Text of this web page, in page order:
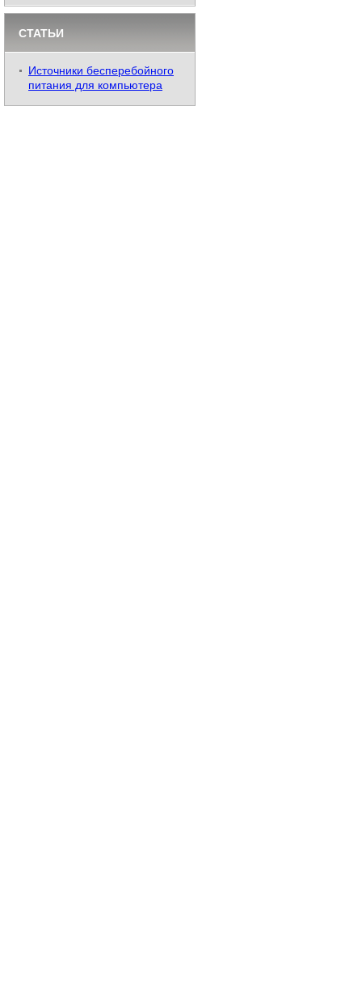
СТАТЬИ
Источники бесперебойного
питания для компьютера